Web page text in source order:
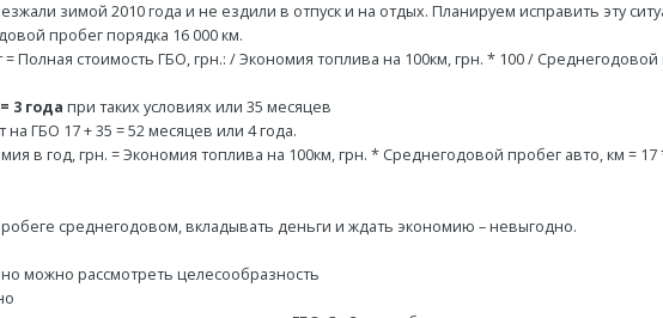
зимой 2010 года и не ездили в отпуск и на отдых. Планируем исправить эту
пробег порядка 16 000 км.
= Полная стоимость ГБО, грн.: / Экономия топлива на 100км, грн. * 100 /
3 года при таких условиях или 35 месяцев
ГБО 17 + 35 = 52 месяцев или 4 года.
в год, грн. = Экономия топлива на 100км, грн. * Среднегодовой пробег авто, км = 17
среднегодовом, вкладывать деньги и ждать экономию – невыгодно.
можно рассмотреть целесообразность